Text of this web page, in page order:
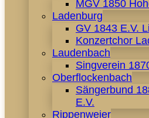
MGV 1850
Ladenburg
GV 1843 E.V.
Konzertchor
Laudenbach
Singverein
Oberflockenbach
Sängerbund
E.V.
Rippenweier